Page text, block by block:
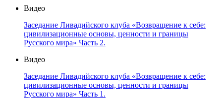
Видео
Заседание Ливадийского клуба «Возвращение к себе:
цивилизационные основы, ценности и границы
Русского мира» Часть 2.
Видео
Заседание Ливадийского клуба «Возвращение к себе:
цивилизационные основы, ценности и границы
Русского мира» Часть 1.